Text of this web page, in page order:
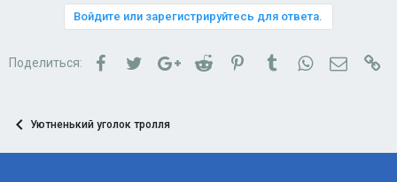
:
Войдите или зарегистрируйтесь для ответа.
Поделиться: FacebookTwitterGoogle+Reddit PinterestTumblrWhatsApp
Уютненький уголок тролля